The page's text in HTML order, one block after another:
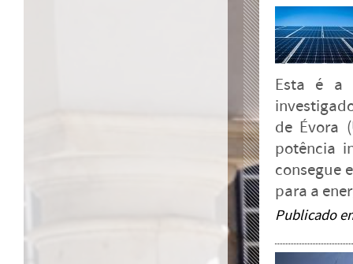
Esta é a
de Évora
potência
consegue
para a
Publicado